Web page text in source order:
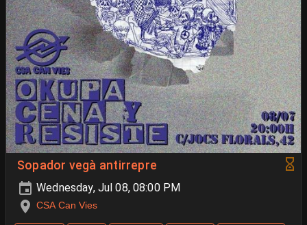
Sopador vegà antirrepre
Wednesday, Jul 08, 08:00 PM
CSA Can Vies